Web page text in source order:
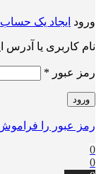
ورود ایجاد یک
نام کاربری یا آدرس
رمز عبور *
ورود
رمز عبور را
0
0